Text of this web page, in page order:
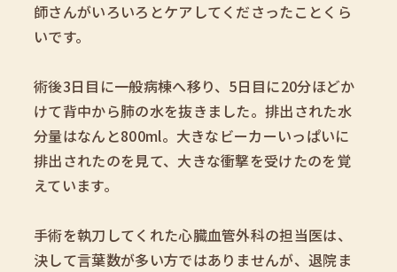
師さんがいろいろとケアしてくださったことくら
いです。
術後3日目に一般病棟へ移り、5日目に20分ほどか
けて背中から肺の水を抜きました。排出された水
分量はなんと800ml。大きなビーカーいっぱいに
排出されたのを見て、大きな衝撃を受けたのを覚
えています。
手術を執刀してくれた心臓血管外科の担当医は、
決して言葉数が多い方ではありませんが、退院ま